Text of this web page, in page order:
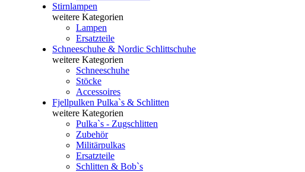
Stirnlampen
weitere Kategorien
Lampen
Ersatzteile
Schneeschuhe & Nordic Schlittschuhe
weitere Kategorien
Schneeschuhe
Stöcke
Accessoires
Fjellpulken Pulka`s & Schlitten
weitere Kategorien
Pulka`s - Zugschlitten
Zubehör
Militärpulkas
Ersatzteile
Schlitten & Bob`s